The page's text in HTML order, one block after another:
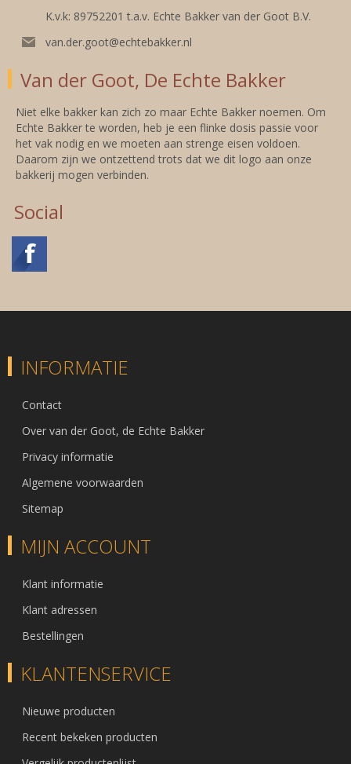
K.v.k: 89752201 t.a.v. Echte Bakker van der Goot B.V.
van.der.goot@echtebakker.nl
Van der Goot, De Echte Bakker
Niet elke bakker kan zich zo maar Echte Bakker noemen. Om
Echte Bakker te worden, heb je een flinke dosis passie voor
het vak nodig en we moeten aan strenge eisen voldoen.
Daarom zijn we ontzettend trots dat we dit logo aan onze
bakkerij mogen verbinden.
Social
INFORMATIE
Contact
Over van der Goot, de Echte Bakker
Privacy informatie
Algemene voorwaarden
Sitemap
MIJN ACCOUNT
Klant informatie
Klant adressen
Bestellingen
KLANTENSERVICE
Nieuwe producten
Recent bekeken producten